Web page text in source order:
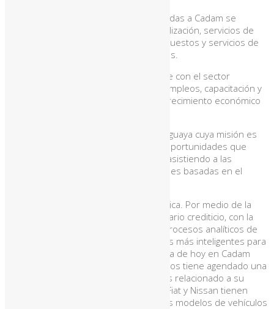
Las actividades de las empre­sas asociadas a Cadam se
relacionan con la importa­ción, comercialización, ser­vicios de
mantenimiento, talleres mecánicos, repues­tos y servicios de
posventa de automotores y maquinarias.
El gremio está involucrado directamente con el sector
productivo nacional. Es gene­rador de empleos, capacita­ción y
está directamente rela­cionado con el crecimiento económico
Bicsa, por su parte, es una fintech paraguaya cuya misión es
ayudar a las per­sonas a acceder a las oportu­nidades que
conducen a una mejor calidad de vida, asis­tiendo a las
organizaciones a optimizar sus decisiones basadas en el
Bicsa se basa en la innovación tecnológica. Por medio de la
misma, combina la historia de cada usuario crediticio, con la
información de tendencia y mediante procesos analíticos de
avanzada permite la toma de decisiones más inteligen­tes para
las organizaciones. La agenda para el día de hoy en Cadam
Motor Show entre los principales eventos tiene agen­dado una
charla por la parte del Banco Sudameris relacionado a su
producto Leasing. Tam­bién las marcas Fiat y Nissan tienen
previsto presentar la renovación de sus modelos de vehículos